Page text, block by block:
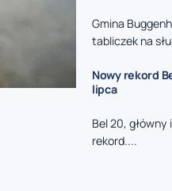
Gmina
tabliczek na
Nowy rekord
lipca
Bel 20,
rekord....